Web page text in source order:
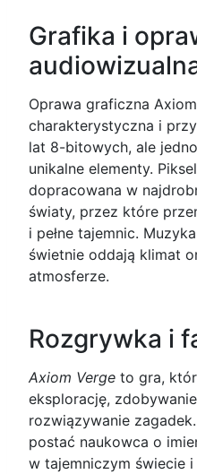
Grafika i
Oprawa graficzna
charakterystyczna i
lat 8-bitowych, ale
unikalne elementy.
dopracowana w
światy, przez które
i pełne tajemnic.
świetnie oddają klimat
atmosferze.
Rozgrywka i
Axiom Verge to gra,
eksplorację,
rozwiązywanie
postać naukowca o
w tajemniczym świecie